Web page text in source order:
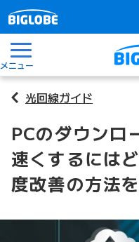
メニュー
光回線ガイド
PCのダウンロ
速くするには
度改善の方法